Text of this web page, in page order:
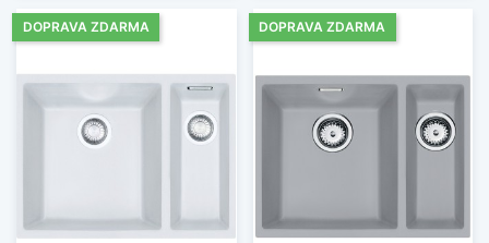
DOPRAVA ZDARMA DOPRAVA ZDARMA